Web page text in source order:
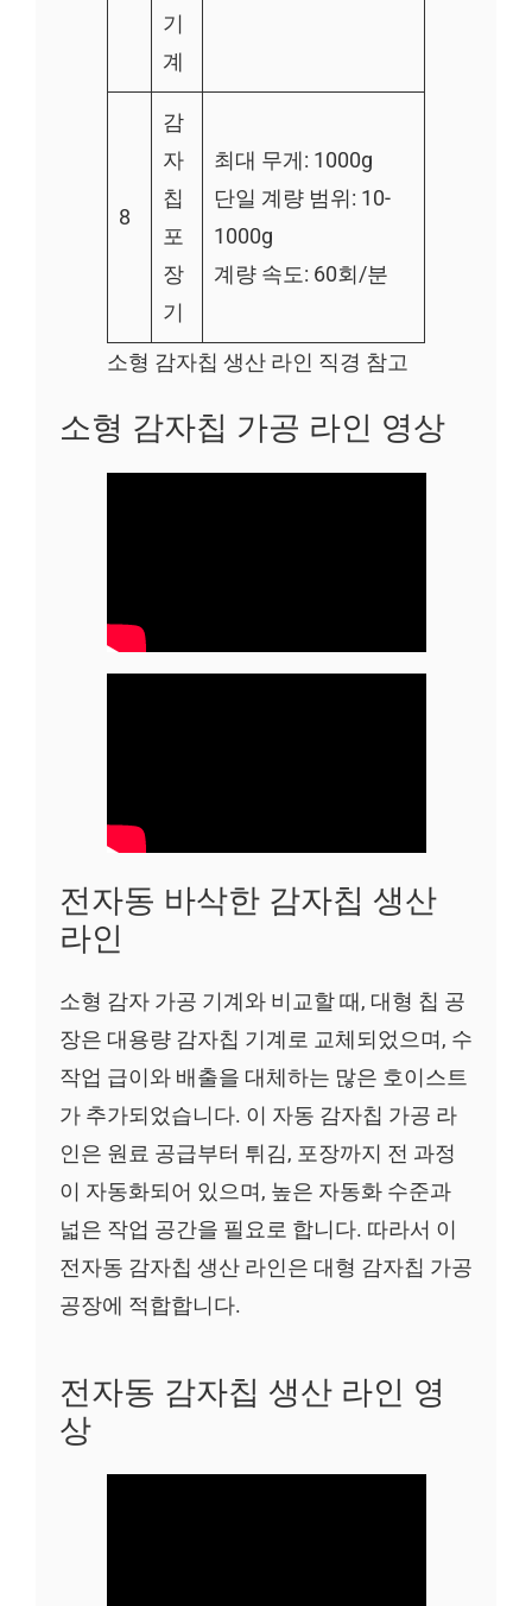
기
계
8
감
자
칩
포
장
기
최대 무게: 1000g
단일 계량 범위: 10-
1000g
계량 속도: 60회/분
소형 감자칩 생산 라인 직경 참고
소형 감자칩 가공 라인 영상
전자동 바삭한 감자칩 생산
라인
소형 감자 가공 기계와 비교할 때, 대형 칩 공
장은 대용량 감자칩 기계로 교체되었으며, 수
작업 급이와 배출을 대체하는 많은 호이스트
가 추가되었습니다. 이 자동 감자칩 가공 라
인은 원료 공급부터 튀김, 포장까지 전 과정
이 자동화되어 있으며, 높은 자동화 수준과
넓은 작업 공간을 필요로 합니다. 따라서 이
전자동 감자칩 생산 라인은 대형 감자칩 가공
공장에 적합합니다.
전자동 감자칩 생산 라인 영
상